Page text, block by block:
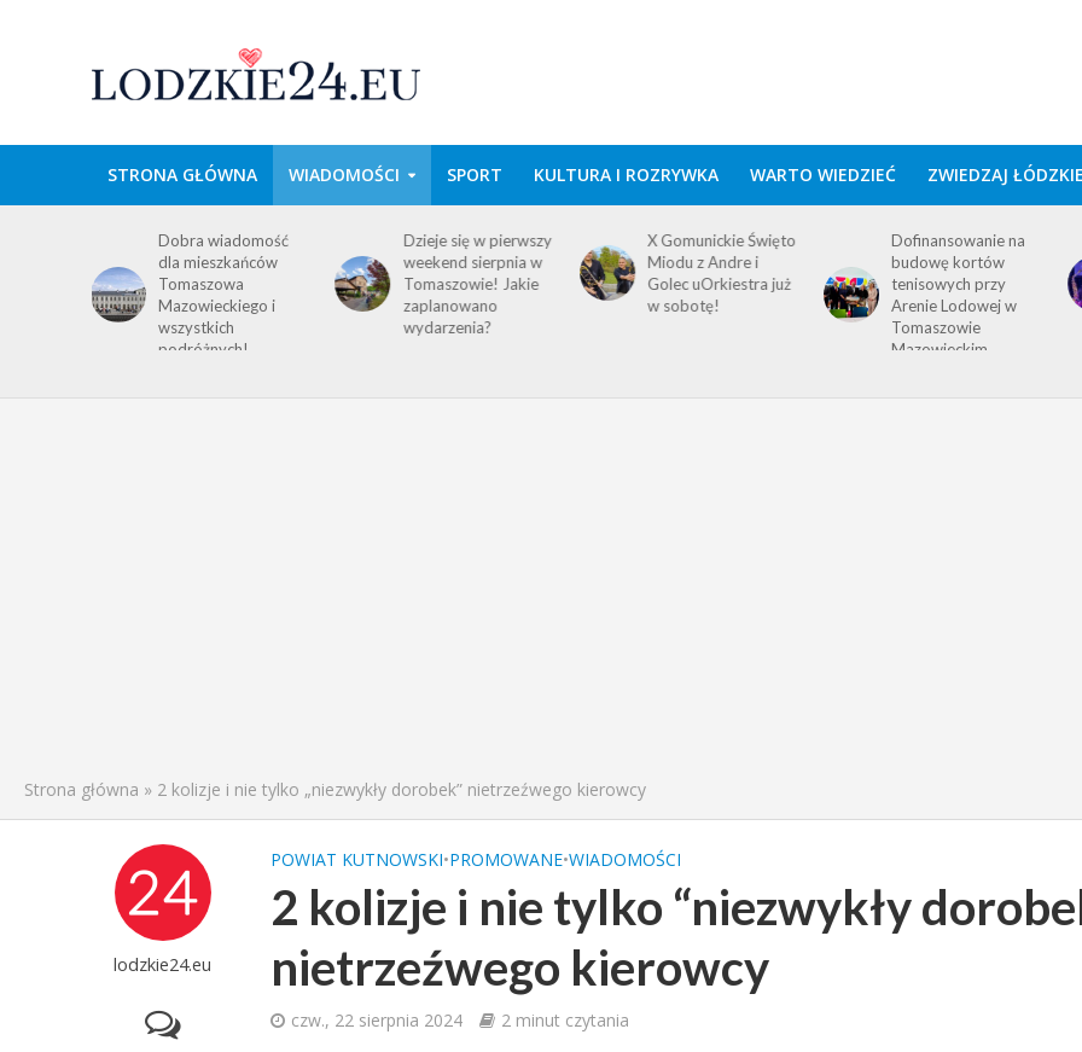
STRONA GŁÓWNA WIADOMOŚCI SPORT KULTURA I ROZRYWKA WARTO WIEDZIEĆ ZWIEDZAJ
Dobra wiadomość
dla mieszkańców
Tomaszowa
Mazowieckiego i
wszystkich
podróżnych!
Dzieje się w pierwszy
weekend sierpnia w
Tomaszowie! Jakie
zaplanowano
wydarzenia?
X Gomunickie Święto
Miodu z Andre i
Golec uOrkiestra już
w sobotę!
Dofinansowanie na
budowę kortów
tenisowych przy
Arenie Lodowej w
Tomaszowie
Mazowieckim
Strona główna » 2 kolizje i nie tylko „niezwykły dorobek” nietrzeźwego kierowcy
lodzkie24.eu
POWIAT KUTNOWSKI•PROMOWANE•WIADOMOŚCI
2 kolizje i nie tylko “niezwykły
nietrzeźwego kierowcy
czw., 22 sierpnia 2024 2 minut czytania